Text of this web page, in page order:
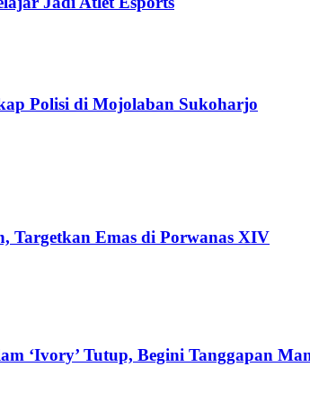
Polisi di Mojolaban Sukoharjo
Targetkan Emas di Porwanas XIV
‘Ivory’ Tutup, Begini Tanggapan